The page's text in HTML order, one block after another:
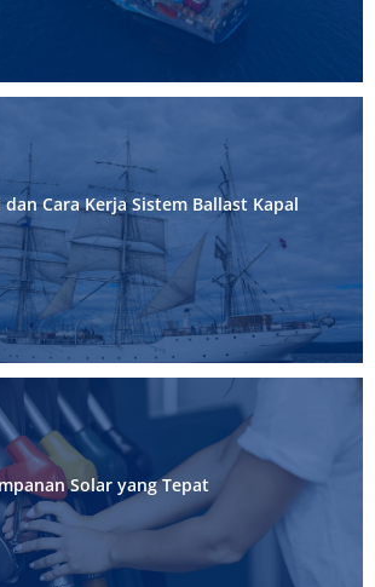
dan Cara Kerja Sistem Ballast Kapal
Solar yang Tepat